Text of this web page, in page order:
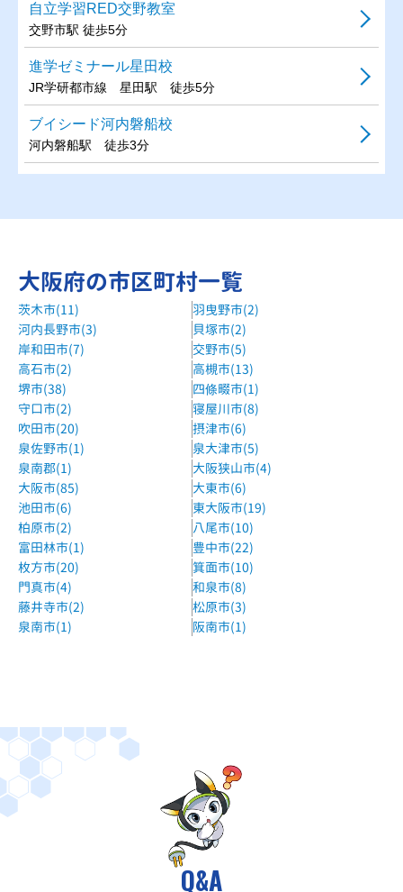
自立学習RED交野教室
交野市駅 徒歩5分
進学ゼミナール星田校
JR学研都市線 星田駅 徒歩5分
ブイシード河内磐船校
河内磐船駅 徒歩3分
大阪府の市区町村一覧
茨木市(11)
羽曳野市(2)
河内長野市(3)
貝塚市(2)
岸和田市(7)
交野市(5)
高石市(2)
高槻市(13)
堺市(38)
四條畷市(1)
守口市(2)
寝屋川市(8)
吹田市(20)
摂津市(6)
泉佐野市(1)
泉大津市(5)
泉南郡(1)
大阪狭山市(4)
大阪市(85)
大東市(6)
池田市(6)
東大阪市(19)
柏原市(2)
八尾市(10)
富田林市(1)
豊中市(22)
枚方市(20)
箕面市(10)
門真市(4)
和泉市(8)
藤井寺市(2)
松原市(3)
泉南市(1)
阪南市(1)
Q&A